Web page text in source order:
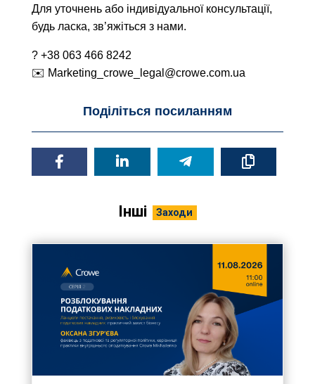
Для уточнень або індивідуальної консультації,
будь ласка, зв’яжіться з нами.
? +38 063 466 8242
✉️ Marketing_crowe_legal@crowe.com.ua
Поділіться посиланням
Інші Заходи